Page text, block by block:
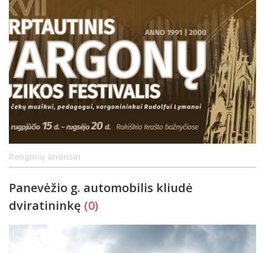
Renginių anonsai
Panevėžio g. automobilis kliudė
dviratininkę (0)